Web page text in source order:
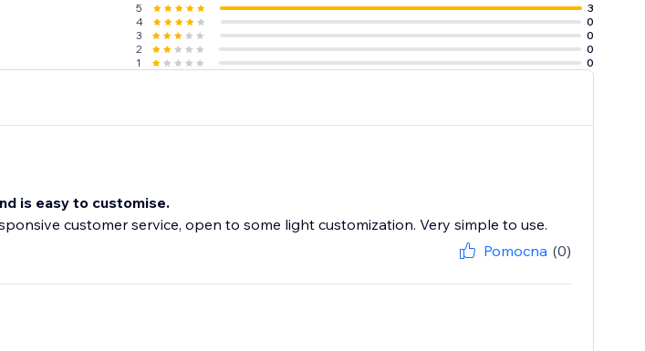
5
3
4
0
3
0
2
0
1
0
is easy to customise.
customer service, open to some light customization. Very simple to use.
Pomocna (0)